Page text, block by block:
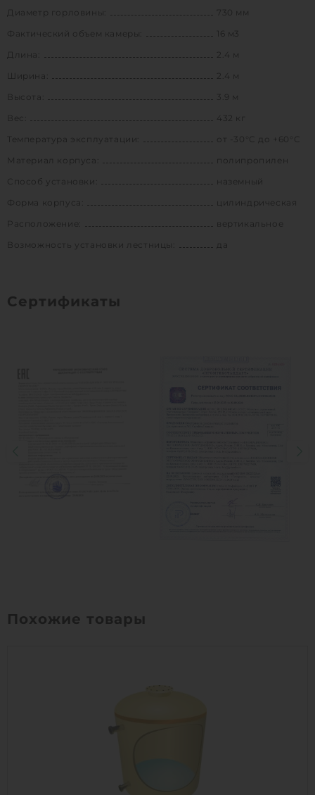
Диаметр горловины:
730 мм
Фактический объем камеры:
16 м3
Длина:
2.4 м
Ширина:
2.4 м
Высота:
3.9 м
432 кг
Температура эксплуатации:
от -30°C до +60°C
Материал корпуса:
полипропилен
Способ установки:
наземный
Форма корпуса:
цилиндрическая
Расположение:
вертикальное
Возможность установки лестницы:
да
Сертификаты
Похожие товары